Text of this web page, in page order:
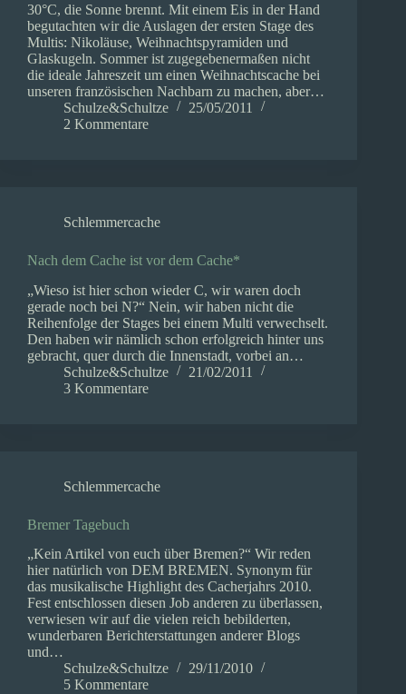
30°C, die Sonne brennt. Mit einem Eis in der Hand
begutachten wir die Auslagen der ersten Stage des
Multis: Nikoläuse, Weihnachtspyramiden und
Glaskugeln. Sommer ist zugegebenermaßen nicht
die ideale Jahreszeit um einen Weihnachtscache bei
unseren französischen Nachbarn zu machen, aber…
Schulze&Schultze
25/05/2011
2 Kommentare
Schlemmercache
Nach dem Cache ist vor dem Cache*
„Wieso ist hier schon wieder C, wir waren doch
gerade noch bei N?“ Nein, wir haben nicht die
Reihenfolge der Stages bei einem Multi verwechselt.
Den haben wir nämlich schon erfolgreich hinter uns
gebracht, quer durch die Innenstadt, vorbei an…
Schulze&Schultze
21/02/2011
3 Kommentare
Schlemmercache
Bremer Tagebuch
„Kein Artikel von euch über Bremen?“ Wir reden
hier natürlich von DEM BREMEN. Synonym für
das musikalische Highlight des Cacherjahrs 2010.
Fest entschlossen diesen Job anderen zu überlassen,
verwiesen wir auf die vielen reich bebilderten,
wunderbaren Berichterstattungen anderer Blogs
und…
Schulze&Schultze
29/11/2010
5 Kommentare